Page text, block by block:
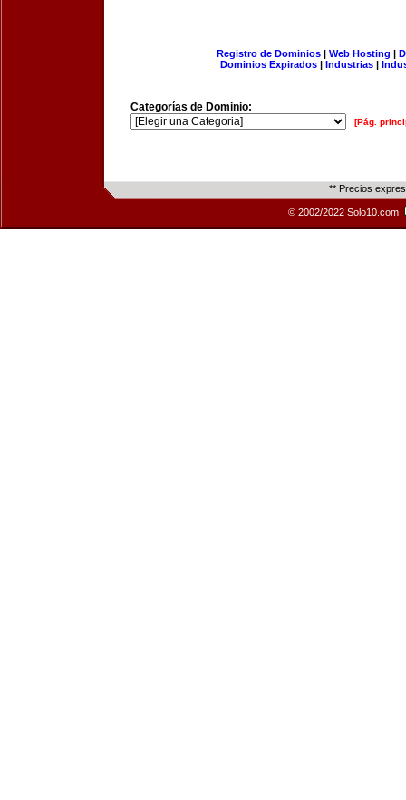
Registro de Dominios| Web Hosting |
Dominios Expirados | Industrias |
Categorías de Dominio:
[Pág.
** Precios
© 2002/2022 Solo10.com